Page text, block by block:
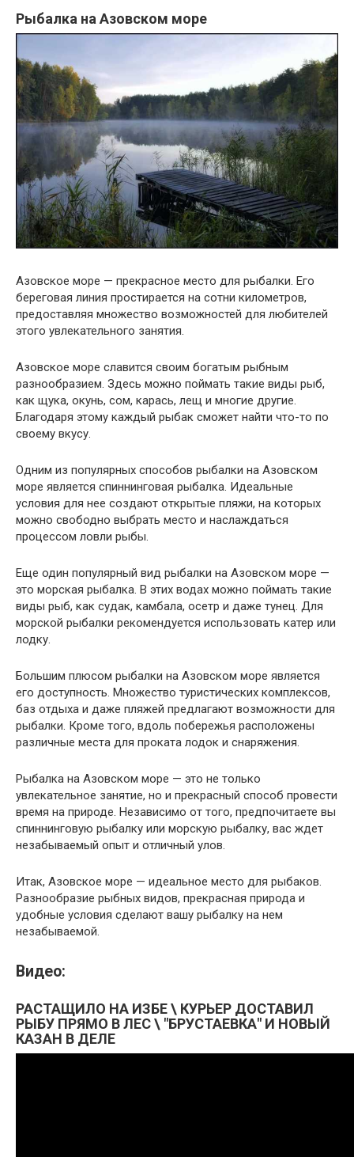
Рыбалка на Азовском море
Азовское море — прекрасное место для рыбалки. Его
береговая линия простирается на сотни километров,
предоставляя множество возможностей для любителей
этого увлекательного занятия.
Азовское море славится своим богатым рыбным
разнообразием. Здесь можно поймать такие виды рыб,
как щука, окунь, сом, карась, лещ и многие другие.
Благодаря этому каждый рыбак сможет найти что-то по
своему вкусу.
Одним из популярных способов рыбалки на Азовском
море является спиннинговая рыбалка. Идеальные
условия для нее создают открытые пляжи, на которых
можно свободно выбрать место и наслаждаться
процессом ловли рыбы.
Еще один популярный вид рыбалки на Азовском море —
это морская рыбалка. В этих водах можно поймать такие
виды рыб, как судак, камбала, осетр и даже тунец. Для
морской рыбалки рекомендуется использовать катер или
лодку.
Большим плюсом рыбалки на Азовском море является
его доступность. Множество туристических комплексов,
баз отдыха и даже пляжей предлагают возможности для
рыбалки. Кроме того, вдоль побережья расположены
различные места для проката лодок и снаряжения.
Рыбалка на Азовском море — это не только
увлекательное занятие, но и прекрасный способ провести
время на природе. Независимо от того, предпочитаете вы
спиннинговую рыбалку или морскую рыбалку, вас ждет
незабываемый опыт и отличный улов.
Итак, Азовское море — идеальное место для рыбаков.
Разнообразие рыбных видов, прекрасная природа и
удобные условия сделают вашу рыбалку на нем
незабываемой.
Видео:
РАСТАЩИЛО НА ИЗБЕ \ КУРЬЕР ДОСТАВИЛ
РЫБУ ПРЯМО В ЛЕС \ "БРУСТАЕВКА" И НОВЫЙ
КАЗАН В ДЕЛЕ